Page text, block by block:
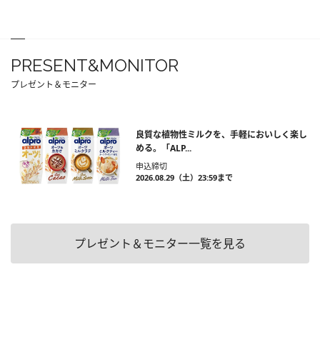
PRESENT&MONITOR
プレゼント＆モニター
良質な植物性ミルクを、手軽においしく楽し
める。「ALP...
申込締切
2026.08.29（土）23:59まで
プレゼント＆モニター一覧を見る